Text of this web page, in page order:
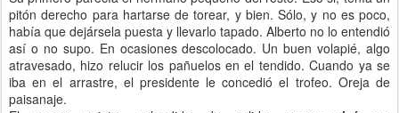
pitón derecho para hartarse de torear, y bien. Sólo, y no es poco,
había que dejársela puesta y llevarlo tapado. Alberto no lo entendió
así o no supo. En ocasiones descolocado. Un buen volapié, algo
atravesado, hizo relucir los pañuelos en el tendido. Cuando ya se
iba en el arrastre, el presidente le concedió el trofeo. Oreja de
paisanaje.